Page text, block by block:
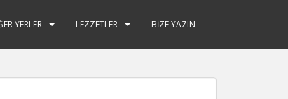
YERLER LEZZETLER BIZE YAZIN